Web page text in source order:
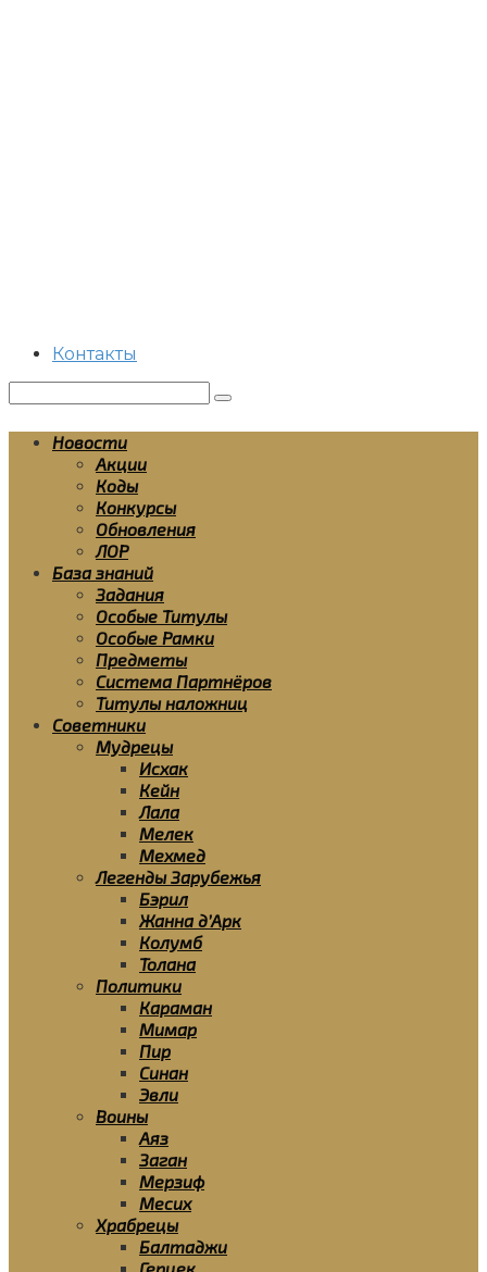
Контакты
Новости
Акции
Коды
Конкурсы
Обновления
ЛОР
База знаний
Задания
Особые Титулы
Особые Рамки
Предметы
Система Партнёров
Титулы наложниц
Советники
Мудрецы
Исхак
Кейн
Лала
Мелек
Мехмед
Легенды Зарубежья
Бэрил
Жанна д’Арк
Колумб
Толана
Политики
Караман
Мимар
Пир
Синан
Эвли
Воины
Аяз
Заган
Мерзиф
Месих
Храбрецы
Балтаджи